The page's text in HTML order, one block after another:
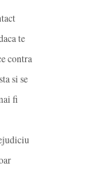
te
contra
si se
fi